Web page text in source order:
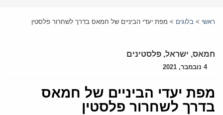
ראשי > בלוגים > מפת יעדי הביניים של חמאס בדרך לשחרור פלסטין
חמאס, ישראל, פלסטינים
4 נובמבר, 2021
מפת יעדי הביניים של חמאס
בדרך לשחרור פלסטין